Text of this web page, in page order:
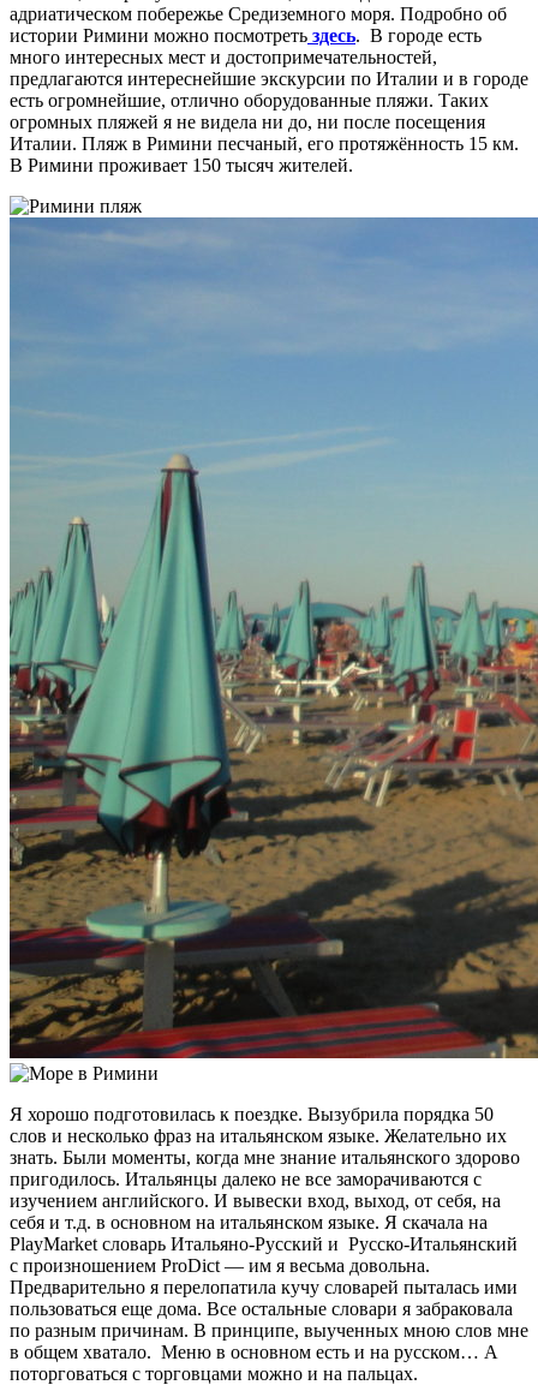
адриатическом побережье Средиземного моря. Подробно об
истории Римини можно посмотреть здесь. В городе есть
много интересных мест и достопримечательностей,
предлагаются интереснейшие экскурсии по Италии и в городе
есть огромнейшие, отлично оборудованные пляжи. Таких
огромных пляжей я не видела ни до, ни после посещения
Италии. Пляж в Римини песчаный, его протяжённость 15 км.
В Римини проживает 150 тысяч жителей.
Я хорошо подготовилась к поездке. Вызубрила порядка 50
слов и несколько фраз на итальянском языке. Желательно их
знать. Были моменты, когда мне знание итальянского здорово
пригодилось. Итальянцы далеко не все заморачиваются с
изучением английского. И вывески вход, выход, от себя, на
себя и т.д. в основном на итальянском языке. Я скачала на
PlayMarket словарь Итальяно-Русский и Русско-Итальянский
с произношением ProDict — им я весьма довольна.
Предварительно я перелопатила кучу словарей пыталась ими
пользоваться еще дома. Все остальные словари я забраковала
по разным причинам. В принципе, выученных мною слов мне
в общем хватало. Меню в основном есть и на русском… А
поторговаться с торговцами можно и на пальцах.